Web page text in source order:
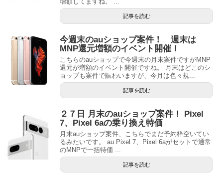
記事を読む
今週末のauショップ案件！ 週末は
MNP還元増額のイベント開催！
こちらのauショップで今週末の月末案件ですがMNP
還元が増額のイベント開催ですね。 月末はどこのシ
ョップも案件で賑わいますが、今月は色々規...
記事を読む
２７日 月末のauショップ案件！ Pixel
7、Pixel 6aの乗り換え特価
月末auショップ案件、こちらでまだ予約枠空いてい
るみたいです。 au Pixel 7、Pixel 6aがセットで通常
のMNPで一括特価 ...
記事を読む